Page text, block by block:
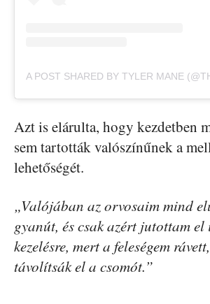
Azt is elárulta, hogy kezdetben
sem tartották valószínűnek a
lehetőségét.
„Valójában az orvosaim mind
gyanút, és csak azért jutottam el
kezelésre, mert a feleségem
távolítsák el a csomót.”